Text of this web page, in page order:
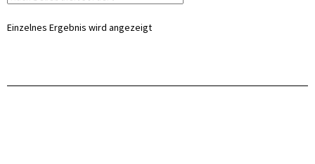
Einzelnes Ergebnis wird angezeigt